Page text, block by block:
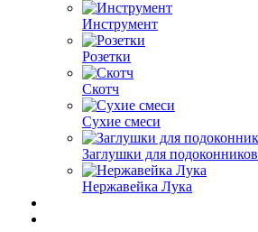
Инструмент
Розетки
Скотч
Сухие смеси
Заглушки для подоконников
Нержавейка Лука